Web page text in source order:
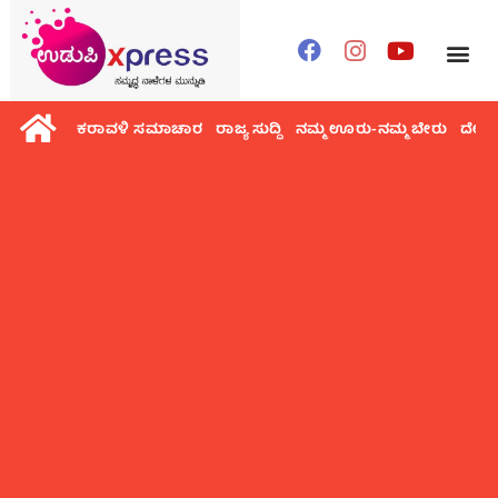
ಕರಾವಳಿ ಸಮಾಚಾರ ರಾಜ್ಯ ಸುದ್ದಿ ನಮ್ಮ ಊರು-ನಮ್ಮ ಬೇರು ದೇಶ